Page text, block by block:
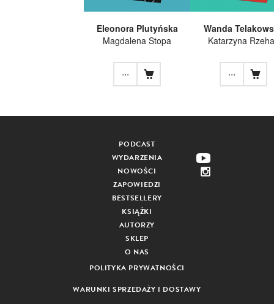
Eleonora Plutyńska
Magdalena Stopa
...
Wanda
Katarzyna
...
PODCAST
WYDARZENIA
NOWOŚCI
ZAPOWIEDZI
BESTSELLERY
KSIĄŻKI
AUTORZY
SKLEP
O NAS
POLITYKA PRYWATNOŚCI
WARUNKI SPRZEDAŻY I DOSTAWY